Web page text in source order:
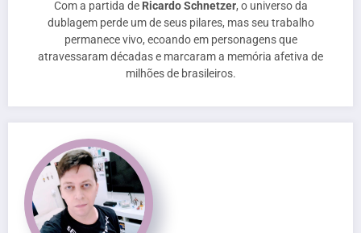
Com a partida deRicardo Schnetzer, o universo da
dublagem perde um de seus pilares, mas seu trabalho
permanece vivo, ecoando em personagens que
atravessaram décadas e marcaram a memória afetiva de
milhões de brasileiros.